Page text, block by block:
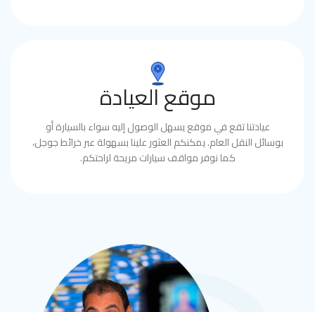
موقع العيادة
عيادتنا تقع في موقع يسهل الوصول إليه سواء بالسيارة أو
بوسائل النقل العام. يمكنكم العثور علينا بسهولة عبر خرائط جوجل،
كما نوفر مواقف سيارات مريحة لراحتكم.